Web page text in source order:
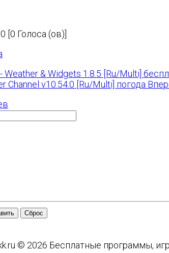
[0 Голоса (ов)]
& Widgets 1.8.5 [Ru/Multi]
v10.54.0 [Ru/Multi] погода
Сброс
© 2026 Бесплатные программы,